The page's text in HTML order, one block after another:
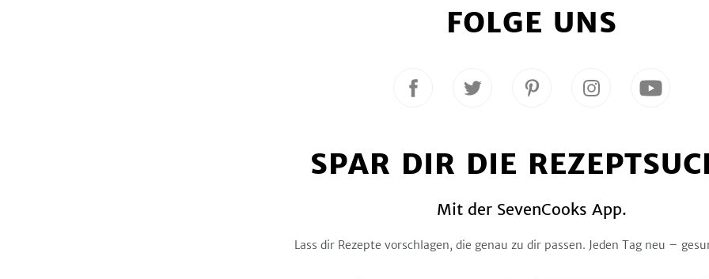
FOLGE UNS
Folge
Facebook
Folge
Twitter
Folge
Pinterest
Folge
Instagram
Folge
YouTube
SPAR DIR DIE
Mit der SevenCooks App.
Lass dir Rezepte vorschlagen, die genau zu dir passen. Jeden Tag neu –